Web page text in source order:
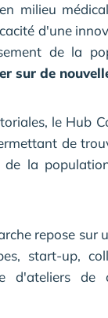
milieu
d'une
de la
sur de
le Hub
de
la
repose sur
start-up,
d'ateliers